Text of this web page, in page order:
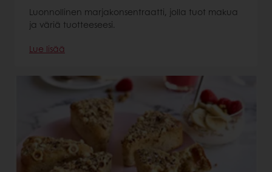
Luonnollinen marjakonsentraatti, jolla tuot makua
ja väriä tuotteeseesi.
Lue lisää